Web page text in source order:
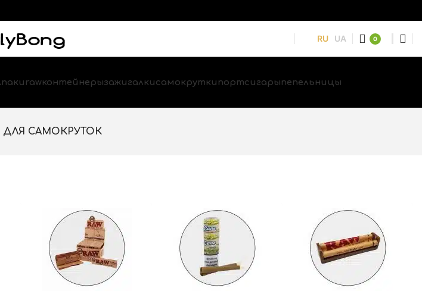
RU UA 0
rawконтейнерызажигалкисамокрутки портсигарыпепельницы
САМОКРУТОК